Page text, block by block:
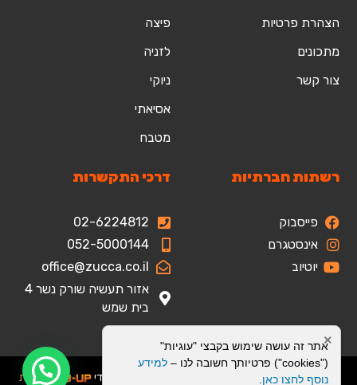
הצהרת פרטיות
מתכונים
צור קשר
פיצה
לזניה
ניוקי
אסיאתי
מטבח
רשתות חברתיות
פייסבוק
אינסטגרם
יוטיוב
דרכי התקשרות
02-6224812
052-5000144
office@zucca.co.il
אזור תעשיה שורק נשר 4
בית שמש
כל הזכויות שמורות לזוקה בע"מ | עיצוב ופיתוח בוצע על ידי בניית
אתר זה עושה שימוש בקבצי "עוגיות"
("cookies") פרטיותך חשובה לנו –
למידע
נוסף לחצו כאן
×